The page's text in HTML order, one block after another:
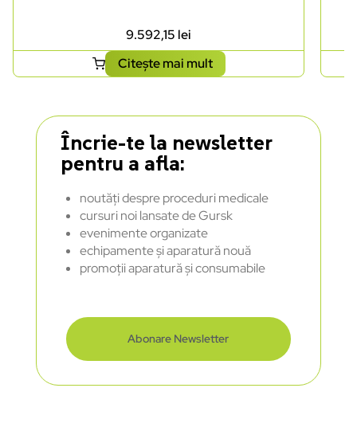
9.592,15 lei
Citește mai mult
Încrie-te la newsletter
pentru a afla:
noutăți despre proceduri medicale
cursuri noi lansate de Gursk
evenimente organizate
echipamente și aparatură nouă
promoții aparatură și consumabile
Abonare Newsletter